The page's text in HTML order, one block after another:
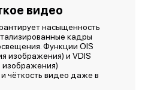
видео
насыщенность
кадры
Функции OIS
изображения) и VDIS
чёткость видео даже в